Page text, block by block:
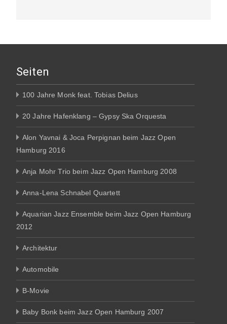
Seiten
100 Jahre Monk feat. Tobias Delius
20 Jahre Hafenklang – Gypsy Ska Orquesta
Alon Yavnai & Joca Perpignan beim Jazz Open
Hamburg 2016
Anja Mohr Trio beim Jazz Open Hamburg 2008
Anna-Lena Schnabel Quartett
Aquarian Jazz Ensemble beim Jazz Open Hamburg
2012
Architektur
Automobile
B-Movie
Baby Bonk beim Jazz Open Hamburg 2007